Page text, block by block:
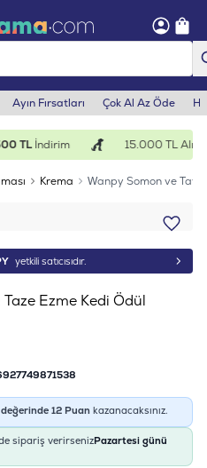
Ayın Fırsatları Çok Al Az Öde
TLİndirim 15.000 TL
Krema
Wanpy Somon ve
yetkili satıcısıdır.
Ezme Kedi Ödül
12 Puan kazanacaksınız.
sipariş verirsenizPazartesi günü